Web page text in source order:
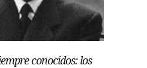
conocidos: los